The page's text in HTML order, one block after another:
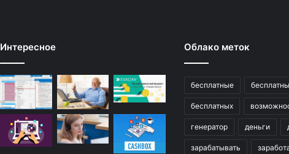
Интересное Облако меток
бесплатные
бесплатных
генератор деньги
зарабатывать